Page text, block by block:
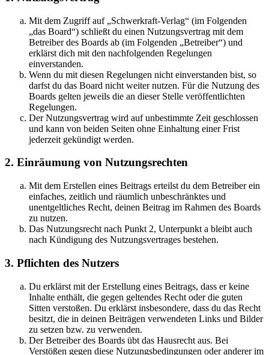
Mit dem Zugriff auf „Schwerkraft-Verlag“ (im Folgenden
„das Board“) schließt du einen Nutzungsvertrag mit dem
Betreiber des Boards ab (im Folgenden „Betreiber“) und
erklärst dich mit den nachfolgenden Regelungen
einverstanden.
Wenn du mit diesen Regelungen nicht einverstanden bist, so
darfst du das Board nicht weiter nutzen. Für die Nutzung des
Boards gelten jeweils die an dieser Stelle veröffentlichten
Regelungen.
Der Nutzungsvertrag wird auf unbestimmte Zeit geschlossen
und kann von beiden Seiten ohne Einhaltung einer Frist
jederzeit gekündigt werden.
2. Einräumung von Nutzungsrechten
Mit dem Erstellen eines Beitrags erteilst du dem Betreiber ein
einfaches, zeitlich und räumlich unbeschränktes und
unentgeltliches Recht, deinen Beitrag im Rahmen des Boards
zu nutzen.
Das Nutzungsrecht nach Punkt 2, Unterpunkt a bleibt auch
nach Kündigung des Nutzungsvertrages bestehen.
3. Pflichten des Nutzers
Du erklärst mit der Erstellung eines Beitrags, dass er keine
Inhalte enthält, die gegen geltendes Recht oder die guten
Sitten verstoßen. Du erklärst insbesondere, dass du das Recht
besitzt, die in deinen Beiträgen verwendeten Links und Bilder
zu setzen bzw. zu verwenden.
Der Betreiber des Boards übt das Hausrecht aus. Bei
Verstößen gegen diese Nutzungsbedingungen oder anderer im